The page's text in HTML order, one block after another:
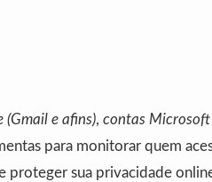
(Gmail e afins), contas
para monitorar quem
proteger sua privacidade